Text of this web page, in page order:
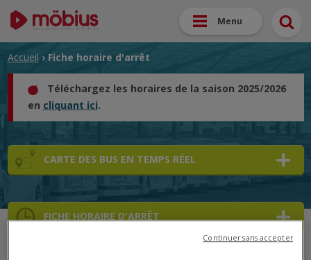
Menu
Accueil › Fiche horaire d'arrêt
Téléchargez les horaires de la saison 2025/2026
en cliquant ici.
CARTE DES BUS EN TEMPS RÉEL
FICHE HORAIRE D'ARRÊT
Continuer sans accepter